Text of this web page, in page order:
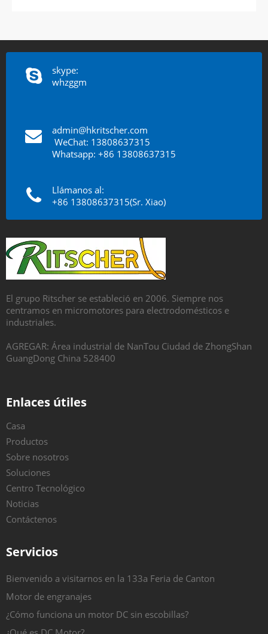
skype:
whzggm
admin@hkritscher.com
WeChat: 13808637315
Whatsapp: +86 13808637315
Llámanos al:
+86 13808637315(Sr. Xiao)
El grupo Ritscher se estableció en 2006. Siempre nos
centramos en micromotores para electrodomésticos e
industriales.
AGREGAR: Área industrial de NanTou Ciudad de ZhongShan
GuangDong China 528400
Enlaces útiles
Casa
Productos
Sobre nosotros
Soluciones
Centro Tecnológico
Noticias
Contáctenos
Servicios
Bienvenido a visitarnos en la 133a Feria de Canton
Motor de engranajes
¿Cómo funciona un motor DC sin escobillas?